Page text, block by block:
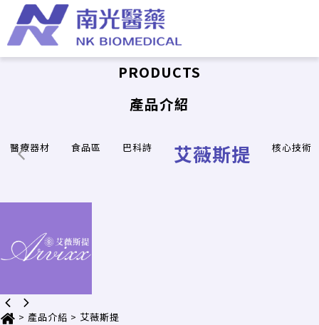
PRODUCTS
產品介紹
醫療器材 食品區 巴科詩 艾薇斯提 核心技術
> 產品介紹 > 艾薇斯提